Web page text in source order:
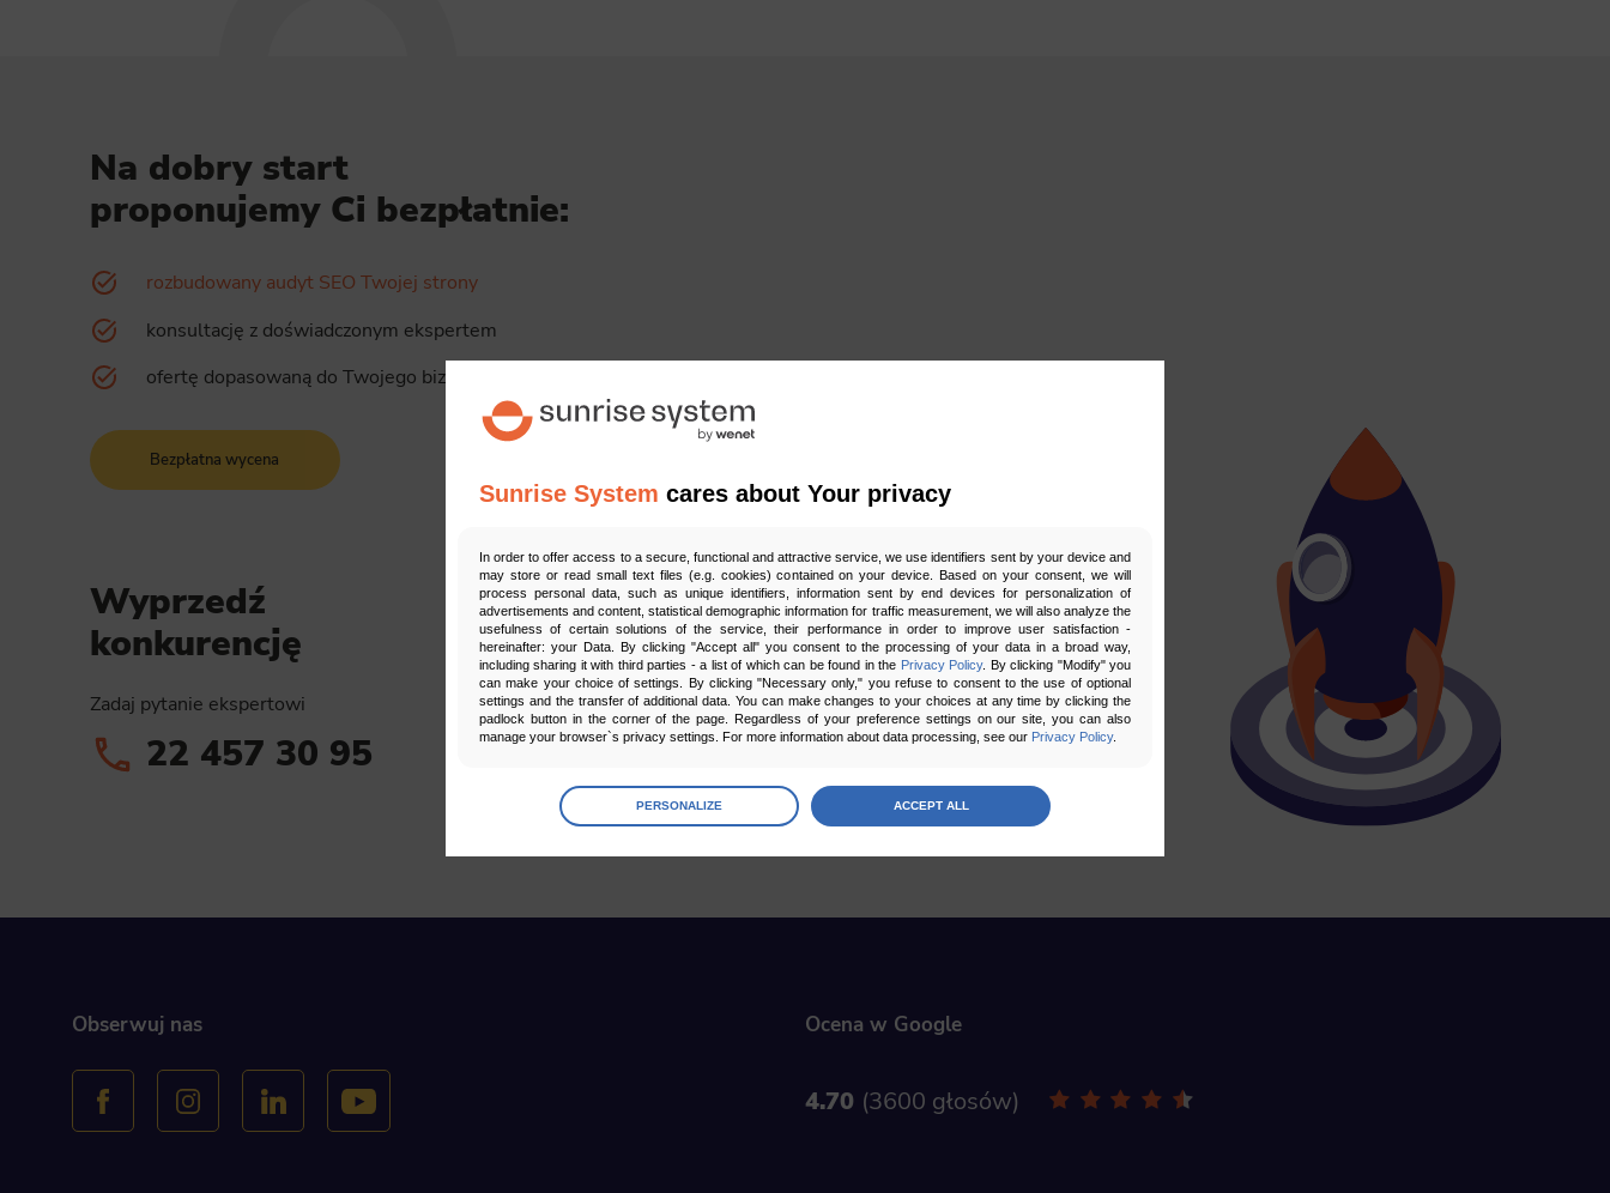
Sunrise System cares about Your privacy
In order to offer access to a secure, functional and attractive service, we use identifiers sent by your device and
may store or read small text files (e.g. cookies) contained on your device. Based on your consent, we will
process personal data, such as unique identifiers, information sent by end devices for personalization of
advertisements and content, statistical demographic information for traffic measurement, we will also analyze the
usefulness of certain solutions of the service, their performance in order to improve user satisfaction -
hereinafter: your Data. By clicking "Accept all" you consent to the processing of your data in a broad way,
including sharing it with third parties - a list of which can be found in the Privacy Policy. By clicking "Modify" you
can make your choice of settings. By clicking "Necessary only," you refuse to consent to the use of optional
settings and the transfer of additional data. You can make changes to your choices at any time by clicking the
padlock button in the corner of the page. Regardless of your preference settings on our site, you can also
manage your browser`s privacy settings. For more information about data processing, see our Privacy Policy.
Manage preferences
example, we may use functional cookies to remember your language preferences or to remember your login information, making it
PERSONALIZE ACCEPT ALL
Na dobry start
proponujemy Ci bezpłatnie:
rozbudowany audyt SEO Twojej strony
konsultację z doświadczonym ekspertem
ofertę dopasowaną do Twojego biznesu
Bezpłatna wycena
Wyprzedź
konkurencję
Zadaj pytanie ekspertowi
22 457 30 95
Obserwuj nas Ocena w Google
4.70 3600 głosów